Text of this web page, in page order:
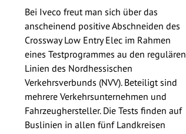
Bei Iveco freut man sich über das
anscheinend positive Abschneiden des
Crossway Low Entry Elec im Rahmen
eines Testprogrammes au den regulären
Linien des Nordhessischen
Verkehrsverbunds (NVV). Beteiligt sind
mehrere Verkehrsunternehmen und
Fahrzeughersteller. Die Tests finden auf
Buslinien in allen fünf Landkreisen